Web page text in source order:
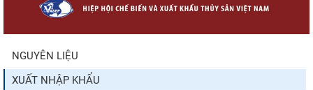
Thông báo 407/TB-VPCP: Tập trung cao độ,
NGUYÊN LIỆU
XUẤT NHẬP KHẨU